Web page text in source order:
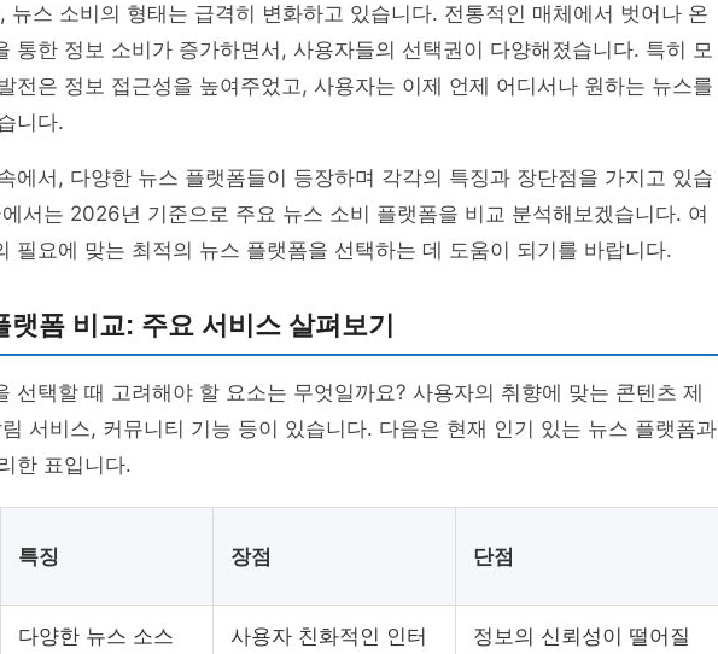
뉴스 소비의 형태는 급격히 변화하고 있습니다. 전통적인 매체에서 벗어나 온
통한 정보 소비가 증가하면서, 사용자들의 선택권이 다양해졌습니다. 특히 모
전은 정보 접근성을 높여주었고, 사용자는 이제 언제 어디서나 원하는 뉴스를
니다.
에서, 다양한 뉴스 플랫폼들이 등장하며 각각의 특징과 장단점을 가지고 있습
서는 2026년 기준으로 주요 뉴스 소비 플랫폼을 비교 분석해보겠습니다. 여
필요에 맞는 최적의 뉴스 플랫폼을 선택하는 데 도움이 되기를 바랍니다.
랫폼 비교: 주요 서비스 살펴보기
선택할 때 고려해야 할 요소는 무엇일까요? 사용자의 취향에 맞는 콘텐츠 제
서비스, 커뮤니티 기능 등이 있습니다. 다음은 현재 인기 있는 뉴스 플랫폼과
한 표입니다.
특징 장점 단점
다양한 뉴스 소스
사용자 친화적인 인터
정보의 신뢰성이 떨어질